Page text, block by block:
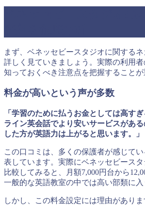
まず、ベネッセビースタジオに関する
詳しく見ていきましょう。実際の利用
知っておくべき注意点を把握することが
料金が高いという声が多数
「学習のために払うお金としては高す
ライン英会話でより安いサービスがあ
した方が英語力は上がると思います。」
この口コミは、多くの保護者が感じて
表しています。実際にベネッセビース
比較してみると、月額7,000円台から
一般的な英語教室の中では高い部類に入
しかし、この料金設定には理由がありま